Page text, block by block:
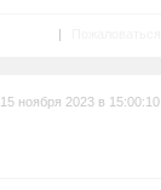
|
15 ноября 2023 в 15:00:10